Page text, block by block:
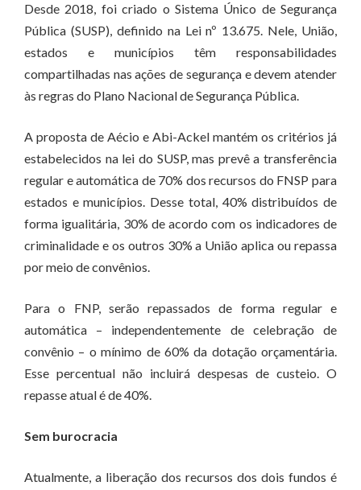
Desde 2018, foi criado o Sistema Único de Segurança
Pública (SUSP), definido na Lei nº 13.675. Nele, União,
estados e municípios têm responsabilidades
compartilhadas nas ações de segurança e devem atender
às regras do Plano Nacional de Segurança Pública.
A proposta de Aécio e Abi-Ackel mantém os critérios já
estabelecidos na lei do SUSP, mas prevê a transferência
regular e automática de 70% dos recursos do FNSP para
estados e municípios. Desse total, 40% distribuídos de
forma igualitária, 30% de acordo com os indicadores de
criminalidade e os outros 30% a União aplica ou repassa
por meio de convênios.
Para o FNP, serão repassados de forma regular e
automática – independentemente de celebração de
convênio – o mínimo de 60% da dotação orçamentária.
Esse percentual não incluirá despesas de custeio. O
repasse atual é de 40%.
Sem burocracia
Atualmente, a liberação dos recursos dos dois fundos é